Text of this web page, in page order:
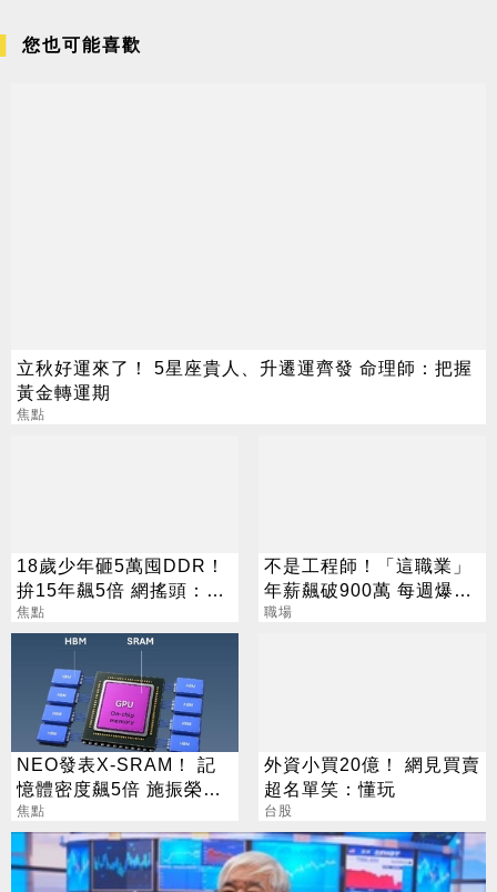
您也可能喜歡
立秋好運來了！ 5星座貴人、升遷運齊發 命理師：把握
黃金轉運期
焦點
18歲少年砸5萬囤DDR！
拚15年飆5倍 網搖頭：會
報廢
焦點
不是工程師！「這職業」
年薪飆破900萬 每週爆肝
70小時仍搶破頭
職場
NEO發表X-SRAM！ 記
憶體密度飆5倍 施振榮：
半導體迎新革命
焦點
外資小買20億！ 網見買賣
超名單笑：懂玩
台股